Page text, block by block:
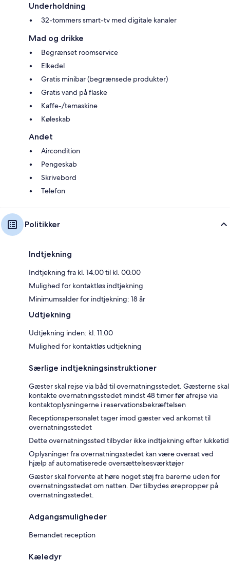
Underholdning
32-tommers smart-tv med digitale kanaler
Mad og drikke
Begrænset roomservice
Elkedel
Gratis minibar (begrænsede produkter)
Gratis vand på flaske
Kaffe-/temaskine
Køleskab
Andet
Aircondition
Pengeskab
Skrivebord
Telefon
Politikker
Indtjekning
Indtjekning fra kl. 14.00 til kl. 00.00
Mulighed for kontaktløs indtjekning
Minimumsalder for indtjekning: 18 år
Udtjekning
Udtjekning inden: kl. 11.00
Mulighed for kontaktløs udtjekning
Særlige indtjekningsinstruktioner
Gæster skal rejse via båd til overnatningsstedet. Gæsterne skal
kontakte overnatningsstedet mindst 48 timer før afrejse via
kontaktoplysningerne i reservationsbekræftelsen
Receptionspersonalet tager imod gæster ved ankomst til
overnatningsstedet
Dette overnatningssted tilbyder ikke indtjekning efter lukketid
Oplysninger fra overnatningsstedet kan være oversat ved
hjælp af automatiserede oversættelsesværktøjer
Gæster skal forvente at høre noget støj fra barerne uden for
overnatningsstedet om natten. Der tilbydes ørepropper på
overnatningsstedet.
Adgangsmuligheder
Bemandet reception
Kæledyr